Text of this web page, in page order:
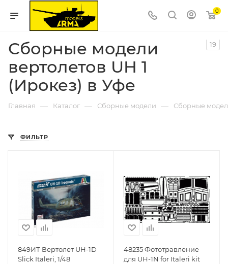
0
Сборные модели
вертолетов UH 1
(Ирокез) в Уфе
19
Главная — Каталог — Сборные модели — Сборные
ФИЛЬТР
849ИТ Вертолет UH-1D
Slick Italeri, 1/48
48235 Фототравление
для UH-1N for Italeri kit